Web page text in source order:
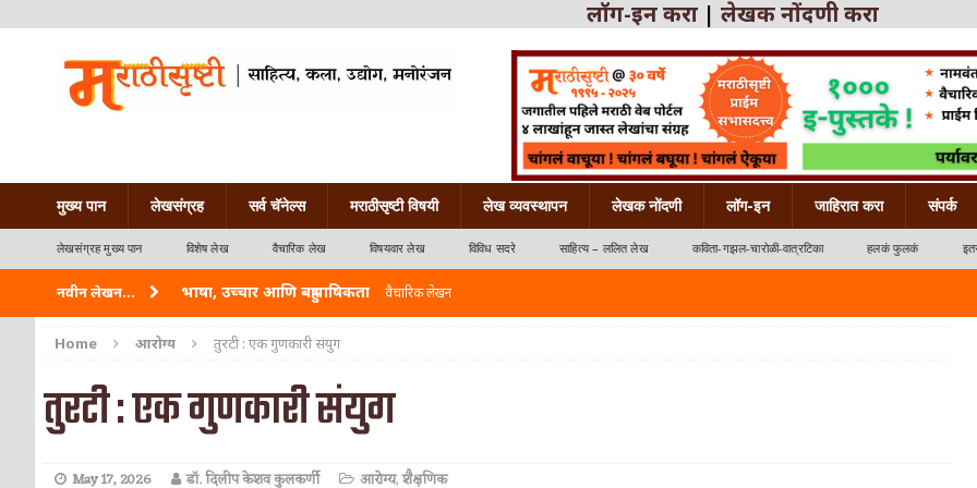
लॉग-इन करा | लेखक नोंदणी करा
मुख्य पान लेखसंग्रह सर्व चॅनेल्स मराठीसृष्टी विषयी लेख व्यवस्थापन लेखक नोंदणी लॉग-इन जाहिरात करा संपर्क
लेखसंग्रह मुख्य पान विशेष लेख वैचारिक लेख विषयवार लेख विविध सदरे साहित्य – ललित लेख कविता-गझल-चारोळी-वात्रटिका हलकं फुलकं
नवीन लेखन... भाषा, उच्चार आणि बहुभाषिकता वैचारिक लेखन
वारी विठ्ठलाची कविता-गझल-चारोळी-वात्रटिका
ताम्र – एक अफलातून धातू (COPPER)
जेव्हा मी आडनांव बदलले वैचारिक लेखन
अशी एक कविता लिहू इच्छिते कविता-गझल-चारोळी-वात्रटिका
Home आरोग्य तुरटी : एक गुणकारी संयुग
तुरटी : एक गुणकारी संयुग
May 17, 2026 डॉ. दिलीप केशव कुलकर्णी आरोग्य,शैक्षणिक